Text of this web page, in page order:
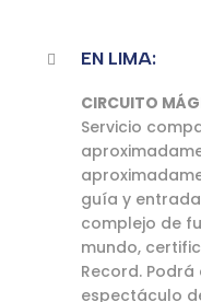
EN LIMA:
CIRCUITO
Servicio
guía y
complejo de
mundo,
Record.
espectáculo